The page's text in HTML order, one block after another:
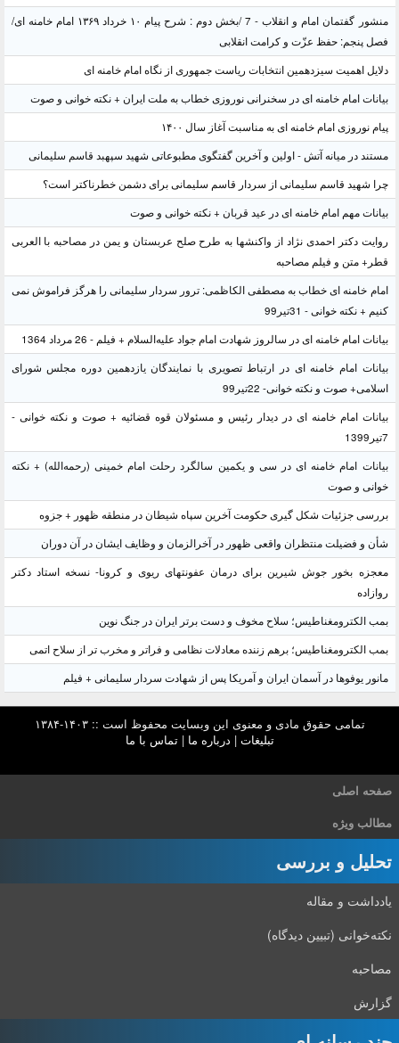
منشور گفتمان امام و انقلاب - 7 /بخش دوم : شرح پیام ۱۰ خرداد ۱۳۶۹ امام خامنه ای/
فصل پنجم: حفظ عزّت و کرامت انقلابی
دلایل اهمیت سیزدهمین انتخابات ریاست جمهوری از نگاه امام خامنه ای
بیانات امام خامنه ای در سخنرانی نوروزی خطاب به ملت ایران + نکته خوانی و صوت
پیام نوروزی امام خامنه ای به مناسبت آغاز سال ۱۴۰۰
مستند در میانه آتش - اولین و آخرین گفتگوی مطبوعاتی شهید سپهبد قاسم سلیمانی
چرا شهید قاسم سلیمانی از سردار قاسم سلیمانی برای دشمن خطرناکتر است؟
بیانات مهم امام خامنه ای در عید قربان + نکته خوانی و صوت
روایت دکتر احمدی نژاد از واکنشها به طرح صلح عربستان و یمن در مصاحبه با العربی
قطر+ متن و فیلم مصاحبه
امام خامنه ای خطاب به مصطفی الکاظمی: ترور سردار سلیمانی را هرگز فراموش نمی
کنیم + نکته خوانی - 31تیر99
بیانات امام خامنه ای در سالروز شهادت امام جواد علیه‌السلام + فیلم - 26 مرداد 1364
بیانات امام خامنه ای در ارتباط تصویری با نمایندگان یازدهمین دوره مجلس شورای
اسلامی+ صوت و نکته خوانی- 22تیر99
بیانات امام خامنه ای در دیدار رئیس و مسئولان قوه قضائیه + صوت و نکته خوانی -
7تیر1399
بیانات امام خامنه ای در سی و یکمین سالگرد رحلت امام خمینی (رحمه‌الله) + نکته
خوانی و صوت
بررسی جزئیات شکل گیری حکومت آخرین سپاه شیطان در منطقه ظهور + جزوه
شأن و فضیلت منتظران واقعی ظهور در آخرالزمان و وظایف ایشان در آن دوران
معجزه بخور جوش شیرین برای درمان عفونتهای ریوی و کرونا- نسخه استاد دکتر
روازاده
بمب الکترومغناطیس؛ سلاح مخوف و دست برتر ایران در جنگ نوین
بمب الکترومغناطیس؛ برهم زننده معادلات نظامی و فراتر و مخرب تر از سلاح اتمی
مانور یوفوها در آسمان ایران و آمریکا پس از شهادت سردار سلیمانی + فیلم
تمامی حقوق مادی و معنوی این وبسایت محفوظ است :: ۱۴۰۳-۱۳۸۴
تبلیغات | درباره ما |تماس با ما
صفحه اصلی
مطالب ویژه
تحلیل و بررسی
یادداشت و مقاله
نکته‌خوانی (تبیین دیدگاه)
مصاحبه
گزارش